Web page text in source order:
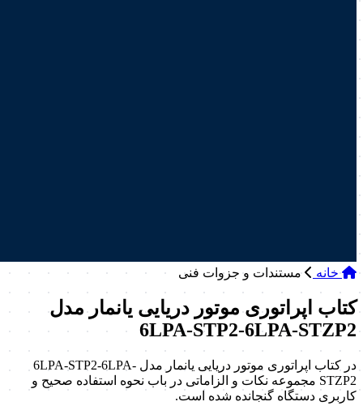
خانه مستندات و جزوات فنی
کتاب اپراتوری موتور دریایی یانمار مدل
6LPA-STP2-6LPA-STZP2
در کتاب اپراتوری موتور دریایی یانمار مدل 6LPA-STP2-6LPA-
STZP2 مجموعه نکات و الزاماتی در باب نحوه استفاده صحیح و
کاربری دستگاه گنجانده شده است.